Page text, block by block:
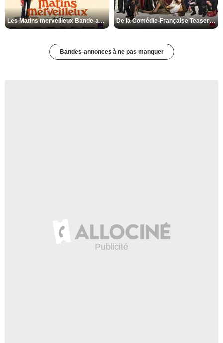
Les Matins merveilleux Bande-annonce VF De la Comédie-Française Teaser VF
Bandes-annonces à ne pas manquer